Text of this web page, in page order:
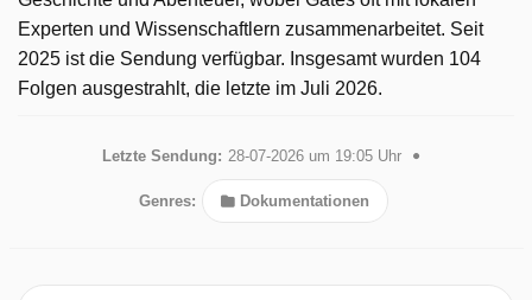
Experten und Wissenschaftlern zusammenarbeitet. Seit
2025 ist die Sendung verfügbar. Insgesamt wurden 104
Folgen ausgestrahlt, die letzte im Juli 2026.
Letzte Sendung: 28-07-2026 um 19:05 Uhr
Genres: Dokumentationen